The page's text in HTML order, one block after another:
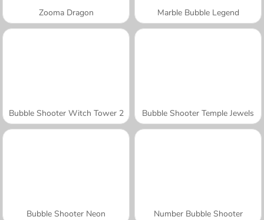
Zooma Dragon Marble Bubble Legend
Bubble Shooter Witch Tower 2 Bubble Shooter Temple Jewels
Bubble Shooter Neon Number Bubble Shooter